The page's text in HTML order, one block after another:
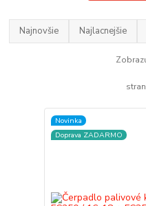
Najnovšie Najlacnejšie
Novinka
Doprava ZADARMO